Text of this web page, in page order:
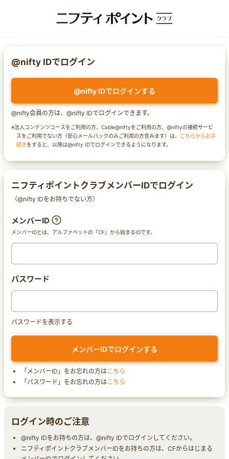
@nifty IDでログイン
@nifty IDでログインする
@nifty会員の方は、@nifty IDでログインできます。
※法人コンテンツコースをご利用の方、Cable@niftyをご利用の方、@niftyの接続サービ
スをご利用でない方（安心メールパックのみご利用の方含みます）は、 こちらからお手
続きをすると、以降は@nifty IDでログインできるようになります。
ニフティポイントクラブメンバーIDでログイン
（@nifty IDをお持ちでない方）
メンバーID
メンバーIDとは、アルファベットの「CF」から始まるIDです。
パスワード
パスワードを表示する
「メンバーID」をお忘れの方はこちら
「パスワード」をお忘れの方はこちら
ログイン時のご注意
@nifty IDをお持ちの方は、@nifty IDでログインしてください。
ニフティポイントクラブメンバーIDをお持ちの方は、CFからはじまる